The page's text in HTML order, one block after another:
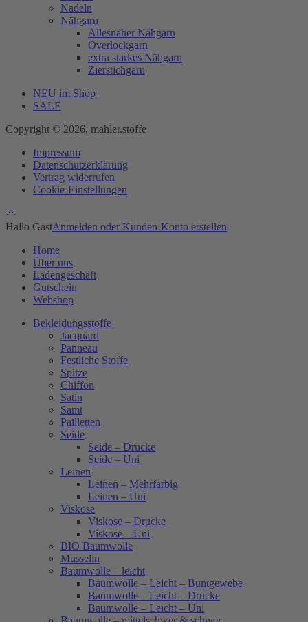
Nadeln
Nähgarn
Allesnäher Nähgarn
Overlockgarn
extra starkes Nähgarn
Zierstichgarn
NEU im Shop
SALE
Copyright © 2026, mahler.stoffe
Impressum
Datenschutzerklärung
Vertrag widerrufen
Cookie-Einstellungen
Hallo GastAnmelden oder Kunden-Konto erstellen
Home
Über uns
Ladengeschäft
Gutschein
Webshop
Bekleidungsstoffe
Jacquard
Panneau
Festliche Stoffe
Spitze
Chiffon
Satin
Samt
Pailletten
Seide
Seide – Drucke
Seide – Uni
Leinen
Leinen – Mehrfarbig
Leinen – Uni
Viskose
Viskose – Drucke
Viskose – Uni
BIO Baumwolle
Musselin
Baumwolle – leicht
Baumwolle – Leicht – Buntgewebe
Baumwolle – Leicht – Drucke
Baumwolle – Leicht – Uni